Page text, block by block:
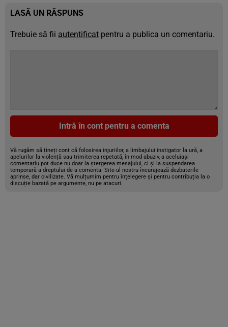
LASĂ UN RĂSPUNS
Trebuie să fii autentificat pentru a publica un comentariu.
Intră în cont pentru a comenta
Vă rugăm să țineți cont că folosirea injuriilor, a limbajului instigator la ură, a
apelurilor la violență sau trimiterea repetată, în mod abuziv, a aceluiași
comentariu pot duce nu doar la ștergerea mesajului, ci și la suspendarea
temporară a dreptului de a comenta. Site-ul nostru încurajează dezbaterile
aprinse, dar civilizate. Vă mulțumim pentru înțelegere și pentru contribuția la o
discuție bazată pe argumente, nu pe atacuri.